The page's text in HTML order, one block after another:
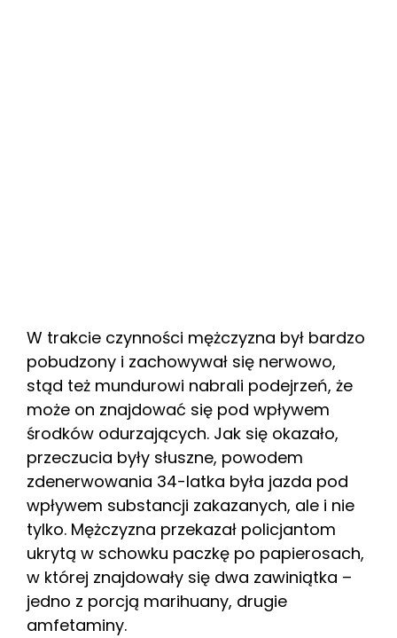
W trakcie czynności mężczyzna był bardzo
pobudzony i zachowywał się nerwowo,
stąd też mundurowi nabrali podejrzeń, że
może on znajdować się pod wpływem
środków odurzających. Jak się okazało,
przeczucia były słuszne, powodem
zdenerwowania 34-latka była jazda pod
wpływem substancji zakazanych, ale i nie
tylko. Mężczyzna przekazał policjantom
ukrytą w schowku paczkę po papierosach,
w której znajdowały się dwa zawiniątka –
jedno z porcją marihuany, drugie
amfetaminy.